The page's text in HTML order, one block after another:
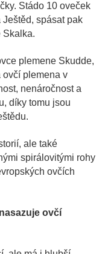
Stádo 10 oveček
spásat pak
Skalka.
plemene Skudde,
ovčí plemena v
nenáročnost a
díky tomu jsou
ale také
spirálovitými rohy
ovčích
ovčí